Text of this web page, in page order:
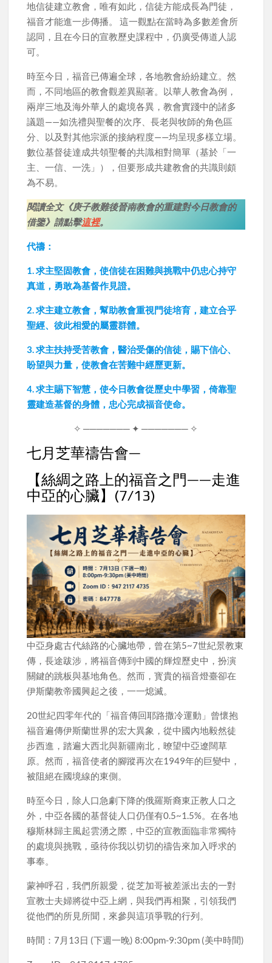
地信徒建立教會，唯有如此，信徒方能成長為門徒，
福音才能進一步傳播。 這一觀點在當時為多數差會所
認同，且在今日的宣教歷史課程中，仍廣受傳道人認
可。
時至今日，福音已傳遍全球，各地教會紛紛建立。然
而，不同地區的教會觀差異顯著。以華人教會為例，
兩岸三地及海外華人的處境各異，教會實踐中的諸多
議題——如洗禮與聖餐的次序、長老與牧師的角色區
分、以及對其他宗派的接納程度——均呈現多樣立場。
數位基督徒達成共領聖餐的共識相對簡單（基於「一
主、一信、一洗」），但要形成共建教會的共識則頗
為不易。
閱讀全文《庚子教難後晉南教會的重建對今日教會的
借鑒》請點擊這裡。
代禱：
1. 求主堅固教會，使信徒在困難與挑戰中仍忠心持守
真道，勇敢為基督作見證。
2. 求主建立教會，幫助教會重視門徒培育，建立合乎
聖經、彼此相愛的屬靈群體。
3. 求主扶持受苦教會，醫治受傷的信徒，賜下信心、
盼望與力量，使教會在苦難中經歷更新。
4. 求主賜下智慧，使今日教會從歷史中學習，倚靠聖
靈建造基督的身體，忠心完成福音使命。
✧ ─────── ✦ ─────── ✧
七月芝華禱告會—
【絲綢之路上的福音之門——走進
中亞的心臟】(7/13)
中亞身處古代絲路的心臟地帶，曾在第5~7世紀景教東
傳，長途跋涉，將福音傳到中國的輝煌歷史中，扮演
關鍵的跳板與基地角色。然而，寳貴的福音燈臺卻在
伊斯蘭教帝國興起之後，一一熄滅。
20世紀四零年代的「福音傳回耶路撒冷運動」曾懷抱
福音遍傳伊斯蘭世界的宏大異象，從中國內地毅然徒
步西進，踏遍大西北與新疆南北，暸望中亞遼闊草
原。然而，福音使者的腳蹤再次在1949年的巨變中，
被阻絕在國境線的東側。
時至今日，除人口急劇下降的俄羅斯裔東正教人口之
外，中亞各國的基督徒人口仍僅有0.5~1.5%。在各地
穆斯林歸主風起雲湧之際，中亞的宣教面臨非常獨特
的處境與挑戰，亟待你我以切切的禱告來加入呼求的
事奉。
蒙神呼召，我們所親愛，從芝加哥被差派出去的一對
宣教士夫婦將從中亞上網，與我們再相聚，引領我們
從他們的所見所聞，來參與這項爭戰的行列。
時間：7月13日 (下週一晚) 8:00pm-9:30pm (美中時間)